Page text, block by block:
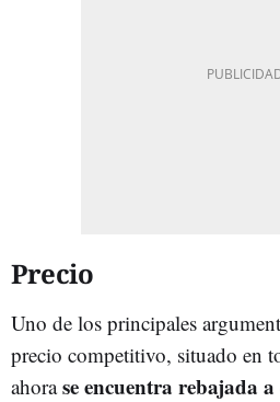
Precio
Uno de los principales
precio competitivo, situado en
ahorase encuentra rebajada a